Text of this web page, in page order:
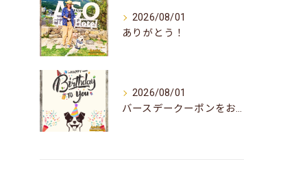
2026/08/01
ありがとう！
2026/08/01
バースデークーポンをお届けしました☆